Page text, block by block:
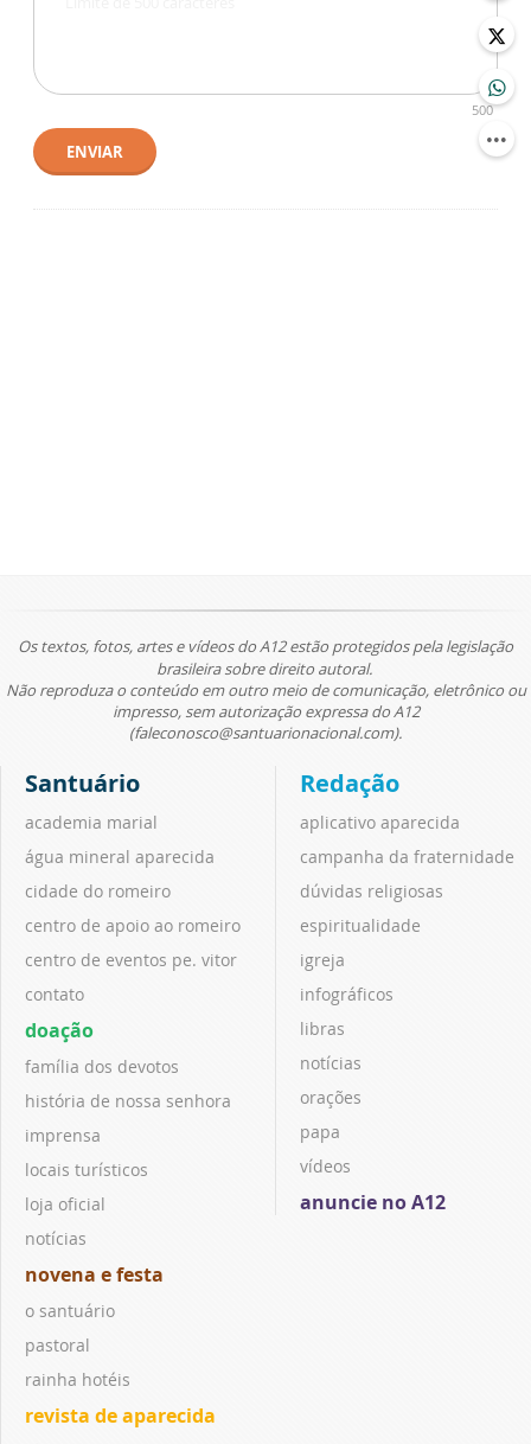
500
ENVIAR
Os textos, fotos, artes e vídeos do A12 estão protegidos pela legislação
brasileira sobre direito autoral.
Não reproduza o conteúdo em outro meio de comunicação, eletrônico ou
impresso, sem autorização expressa do A12
(faleconosco@santuarionacional.com).
Santuário
academia marial
água mineral aparecida
cidade do romeiro
centro de apoio ao romeiro
centro de eventos pe. vitor
contato
doação
família dos devotos
história de nossa senhora
imprensa
locais turísticos
loja oficial
notícias
novena e festa
o santuário
pastoral
rainha hotéis
revista de aparecida
Redação
aplicativo aparecida
campanha da fraternidade
dúvidas religiosas
espiritualidade
igreja
infográficos
libras
notícias
orações
papa
vídeos
anuncie no A12